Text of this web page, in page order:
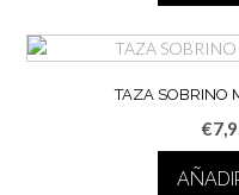
TAZA SOBRINO
€